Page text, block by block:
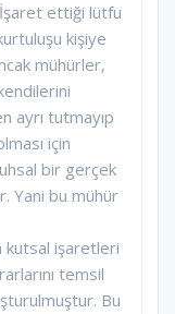
ettiği lütfu
kişiye
mühürler,
ayrı tutmayıp
için
bir gerçek
Yani bu mühür
kutsal işaretleri
temsil
Bu